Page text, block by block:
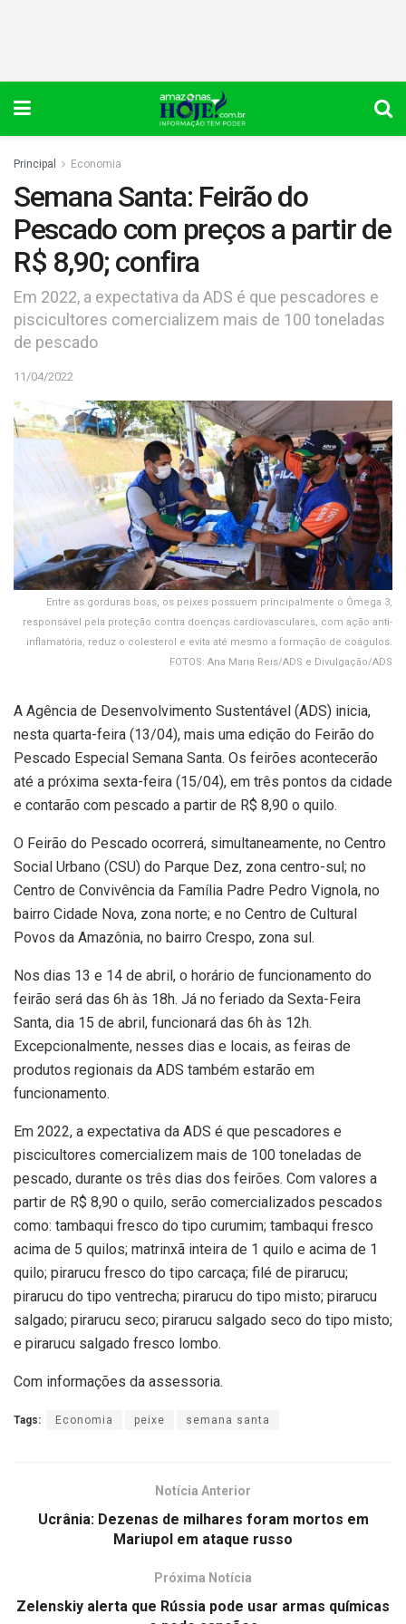
Principal Economia
Semana Santa: Feirão do
Pescado com preços a partir de
R$ 8,90; confira
Em 2022, a expectativa da ADS é que pescadores e
piscicultores comercializem mais de 100 toneladas
de pescado
11/04/2022
Entre as gorduras boas, os peixes possuem principalmente o Ômega 3,
responsável pela proteção contra doenças cardiovasculares, com ação anti-
inflamatória, reduz o colesterol e evita até mesmo a formação de coágulos.
FOTOS: Ana Maria Reis/ADS e Divulgação/ADS
A Agência de Desenvolvimento Sustentável (ADS) inicia,
nesta quarta-feira (13/04), mais uma edição do Feirão do
Pescado Especial Semana Santa. Os feirões acontecerão
até a próxima sexta-feira (15/04), em três pontos da cidade
e contarão com pescado a partir de R$ 8,90 o quilo.
O Feirão do Pescado ocorrerá, simultaneamente, no Centro
Social Urbano (CSU) do Parque Dez, zona centro-sul; no
Centro de Convivência da Família Padre Pedro Vignola, no
bairro Cidade Nova, zona norte; e no Centro de Cultural
Povos da Amazônia, no bairro Crespo, zona sul.
Nos dias 13 e 14 de abril, o horário de funcionamento do
feirão será das 6h às 18h. Já no feriado da Sexta-Feira
Santa, dia 15 de abril, funcionará das 6h às 12h.
Excepcionalmente, nesses dias e locais, as feiras de
produtos regionais da ADS também estarão em
funcionamento.
Em 2022, a expectativa da ADS é que pescadores e
piscicultores comercializem mais de 100 toneladas de
pescado, durante os três dias dos feirões. Com valores a
partir de R$ 8,90 o quilo, serão comercializados pescados
como: tambaqui fresco do tipo curumim; tambaqui fresco
acima de 5 quilos; matrinxã inteira de 1 quilo e acima de 1
quilo; pirarucu fresco do tipo carcaça; filé de pirarucu;
pirarucu do tipo ventrecha; pirarucu do tipo misto; pirarucu
salgado; pirarucu seco; pirarucu salgado seco do tipo misto;
e pirarucu salgado fresco lombo.
Com informações da assessoria.
Tags: Economia peixe semana santa
Notícia Anterior
Ucrânia: Dezenas de milhares foram mortos em
Mariupol em ataque russo
Próxima Notícia
Zelenskiy alerta que Rússia pode usar armas químicas